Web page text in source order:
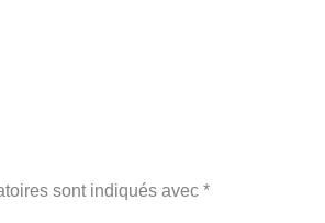
sont indiqués avec *